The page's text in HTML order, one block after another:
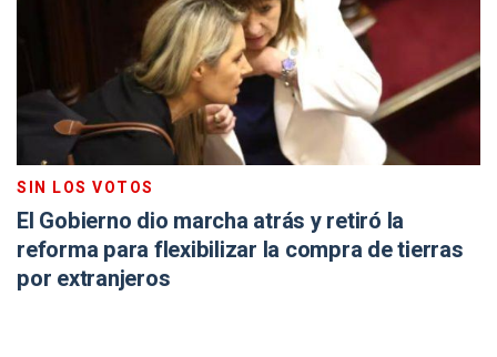
SIN LOS VOTOS
El Gobierno dio marcha atrás y retiró la
reforma para flexibilizar la compra de tierras
por extranjeros